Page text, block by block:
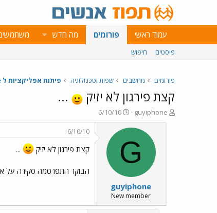
עמוד ראשי פורומים מה חדש
פוסטים חיפוש
פורומים מחשבים שפות וטכנולוגיה פיתוח אפליקציות ל iPhone
קצת פירגון לא יזיק ...
פ
ו
guyiphone
פ
ו
ר
ם
ב
א
ר
י
ך
6/10/10
G
guyiphone
New member
6/10/10
קצת פירגון לא יזיק ...
הבוקר התפרסמה סקירה על